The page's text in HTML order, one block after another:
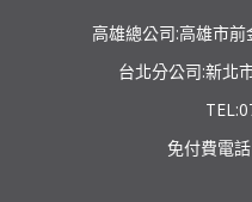
高雄總公司:高雄市
台北分公司:新北
免付費電